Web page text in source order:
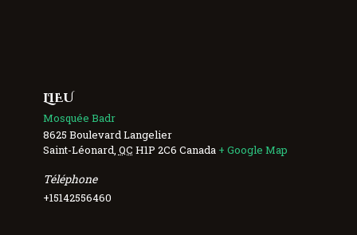
LIEU
Mosquée Badr
8625 Boulevard Langelier
Saint-Léonard QC H1P 2C6 Canada + Google Map
Téléphone
+15142556460